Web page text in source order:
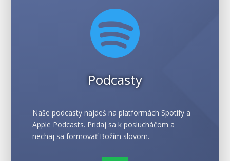

Podcasty
Naše podcasty najdeš na platformách Spotify a
Apple Podcasts. Pridaj sa k poslucháčom a
nechaj sa formovať Božím slovom.